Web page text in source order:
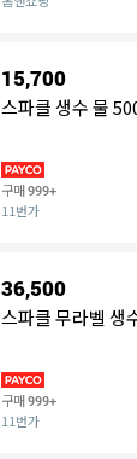
15,700
스파클 생수 물
구매999+
11번가
36,500
스파클 무라벨 생
구매999+
11번가